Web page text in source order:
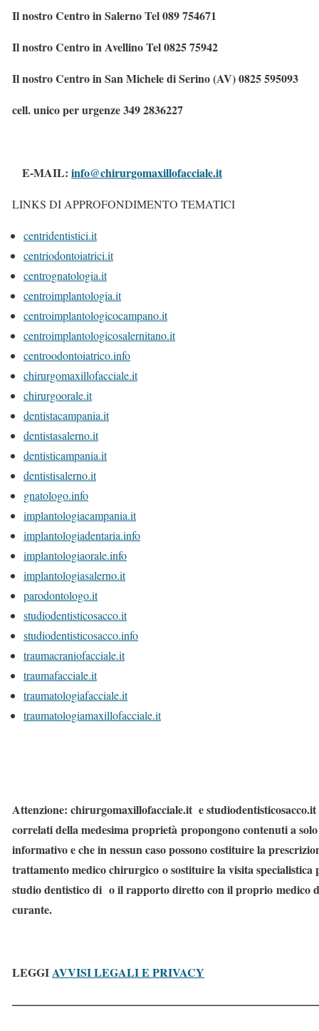
Il nostro Centro inSalernoTel 089 754671
Il nostro Centro inAvellinoTel 0825 75942
Il nostro Centro inSan Michele di Serino (AV) 0825 595093
cell. unico per urgenze 349 2836227
E-MAIL: info@chirurgomaxillofacciale.it
LINKS DI APPROFONDIMENTO TEMATICI
centridentistici.it
centriodontoiatrici.it
centrognatologia.it
centroimplantologia.it
centroimplantologicocampano.it
centroimplantologicosalernitano.it
centroodontoiatrico.info
chirurgomaxillofacciale.it
chirurgoorale.it
dentistacampania.it
dentistasalerno.it
dentisticampania.it
dentistisalerno.it
gnatologo.info
implantologiacampania.it
implantologiadentaria.info
implantologiaorale.info
implantologiasalerno.it
parodontologo.it
studiodentisticosacco.it
studiodentisticosacco.info
traumacraniofacciale.it
traumafacciale.it
traumatologiafacciale.it
traumatologiamaxillofacciale.it
Attenzione: chirurgomaxillofacciale.it e
correlati della medesima proprietà propongono contenuti a solo
informativo e che in nessun caso possono costituire la
trattamento medico chirurgico o sostituire la visita specialistica
studio dentistico di o il rapporto diretto con il proprio medico
curante.
LEGGIAVVISI LEGALI E PRIVACY